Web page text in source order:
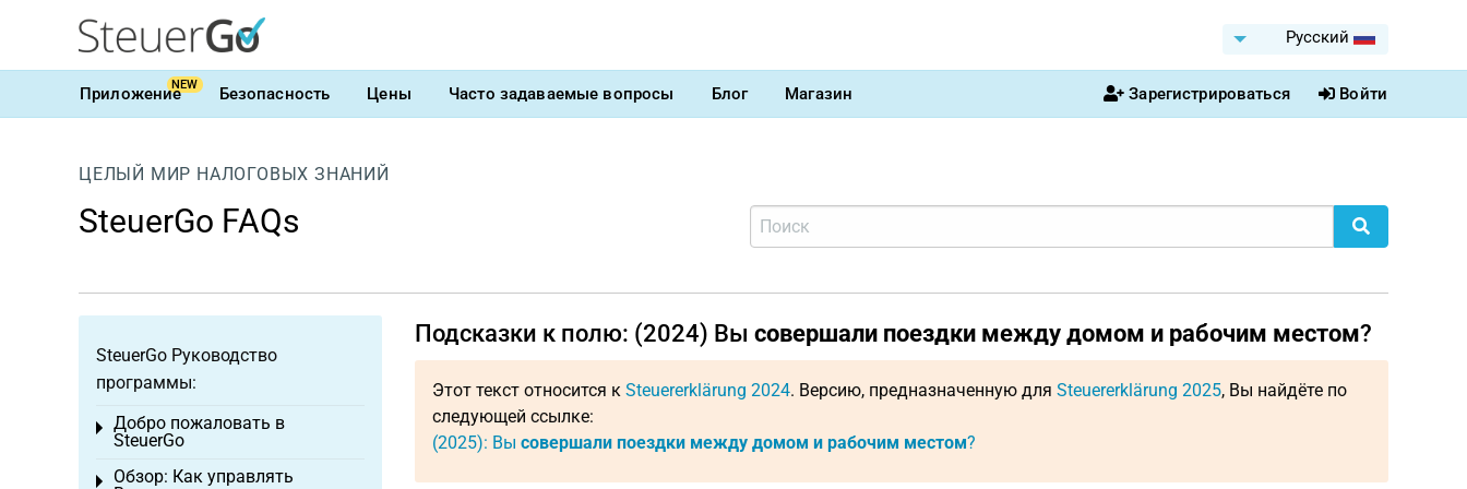
Pусский
ПриложениеNEW Безопасность Цены Часто задаваемые вопросы Блог Магазин Зарегистрироваться Войти
ЦЕЛЫЙ МИР НАЛОГОВЫХ ЗНАНИЙ
SteuerGo FAQs
Подсказки к полю: (2024) Вы совершали поездки между домом и рабочим местом?
Этот текст относится к Steuererklärung 2024. Версию, предназначенную для Steuererklärung 2025, Вы найдёте по
следующей ссылке:
(2025): Вы совершали поездки между домом и рабочим местом?
SteuerGo Руководство
программы:
Добро пожаловать в
SteuerGo
Toggle menu
Обзор: Как управлять
Toggle menu